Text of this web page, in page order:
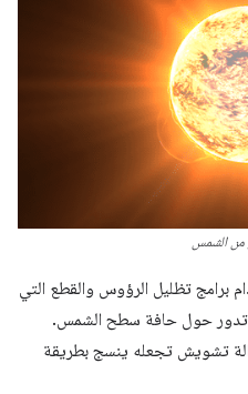
من الشمس
برامج تظليل الرؤوس والقطع التي
وتدور حول حافة سطح الشمس.
تشويش تجعله ينسج بطريقة